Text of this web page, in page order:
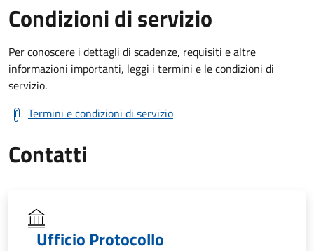
Condizioni di servizio
Per conoscere i dettagli di scadenze, requisiti e altre
informazioni importanti, leggi i termini e le condizioni di
servizio.
Termini e condizioni di servizio
Contatti
Ufficio Protocollo